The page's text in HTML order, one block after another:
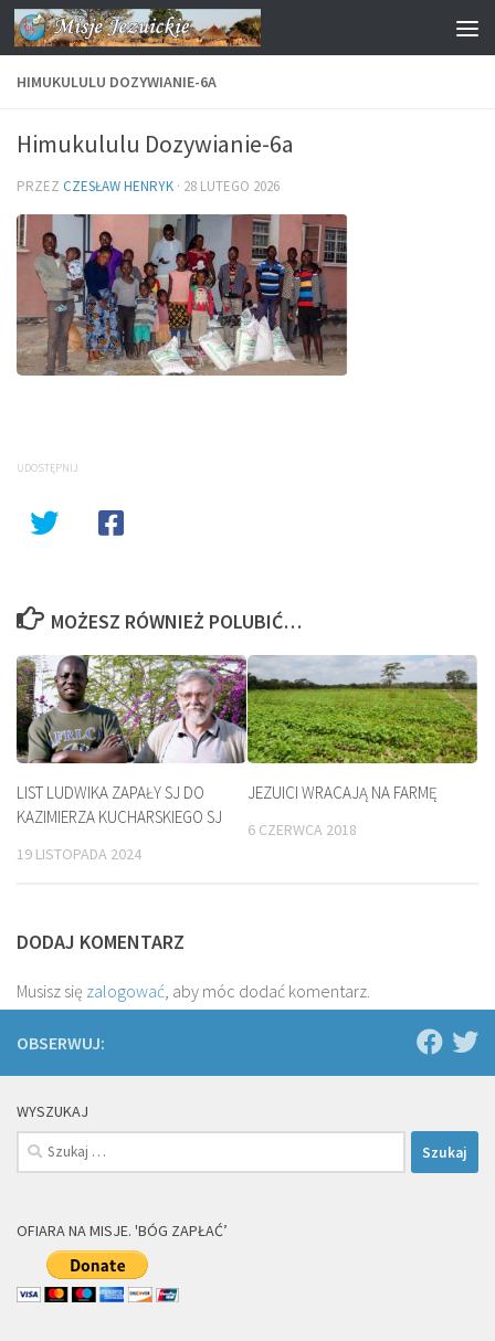
Przejdź do treści
HIMUKULULU DOZYWIANIE-6A
Himukululu Dozywianie-6a
PRZEZ CZESŁAW HENRYK · 28 LUTEGO 2026
UDOSTĘPNIJ
MOŻESZ RÓWNIEŻ POLUBIĆ…
LIST LUDWIKA ZAPAŁY SJ DO
KAZIMIERZA KUCHARSKIEGO SJ
19 LISTOPADA 2024
JEZUICI WRACAJĄ NA FARMĘ
6 CZERWCA 2018
DODAJ KOMENTARZ
Musisz się zalogować, aby móc dodać komentarz.
OBSERWUJ:
WYSZUKAJ
Szukaj:
OFIARA NA MISJE. 'BÓG ZAPŁAĆ’